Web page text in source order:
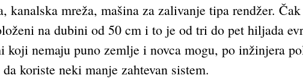
kanalska mreža, mašina za zalivanje tipa rendžer.
na dubini od 50 cm i to je od tri do pet hiljada
nemaju puno zemlje i novca mogu, po inžinjera
koriste neki manje zahtevan sistem.